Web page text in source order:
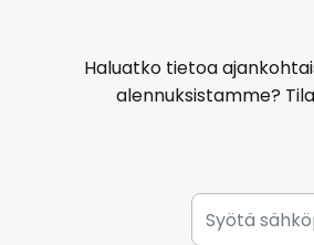
Haluatko tietoa
alennuksistamme?